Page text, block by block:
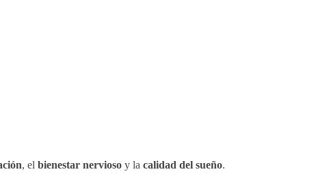
, el bienestar nervioso y la calidad del sueño.